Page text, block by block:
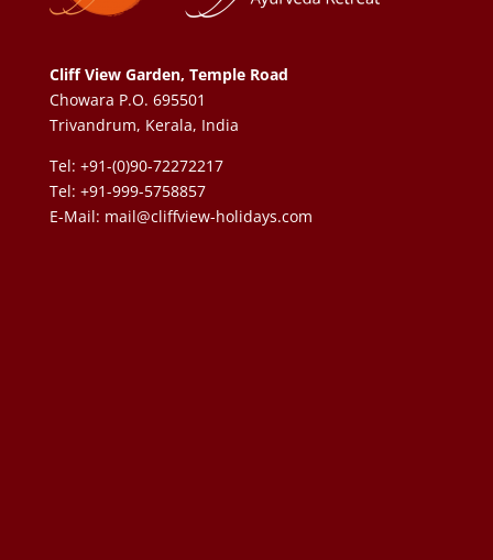
Cliff View Garden, Temple Road
Chowara P.O. 695501
Trivandrum, Kerala, India
Tel: +91-(0)90-72272217
Tel: +91-999-5758857
E-Mail: mail@cliffview-holidays.com